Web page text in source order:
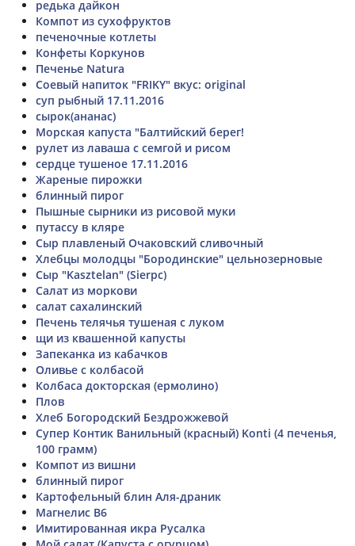
редька дайкон
Компот из сухофруктов
печеночные котлеты
Конфеты Коркунов
Печенье Natura
Соевый напиток "FRIKY" вкус: original
суп рыбный 17.11.2016
сырок(ананас)
Морская капуста "Балтийский берег!
рулет из лаваша с семгой и рисом
сердце тушеное 17.11.2016
Жареные пирожки
блинный пирог
Пышные сырники из рисовой муки
путассу в кляре
Сыр плавленый Очаковский сливочный
Хлебцы молодцы "Бородинские" цельнозерновые
Сыр "Kasztelan" (Sierpc)
Салат из моркови
салат сахалинский
Печень телячья тушеная с луком
щи из квашенной капусты
Запеканка из кабачков
Оливье с колбасой
Колбаса докторская (ермолино)
Плов
Хлеб Богородский Бездрожжевой
Супер Контик Ванильный (красный) Konti (4 печенья,
100 грамм)
Компот из вишни
блинный пирог
Картофельный блин Аля-драник
Магнелис В6
Имитированная икра Русалка